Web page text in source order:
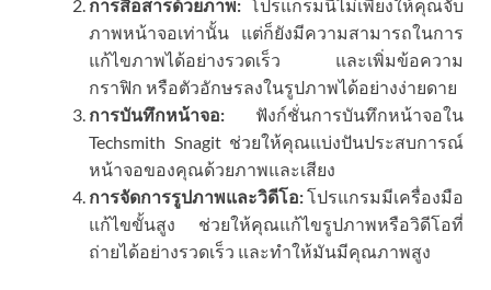
การสื่อสารด้วยภาพ: โปรแกรมนี้ไม่เพียงให้คุณจับ
ภาพหน้าจอเท่านั้น แต่ก็ยังมีความสามารถในการ
แก้ไขภาพได้อย่างรวดเร็ว และเพิ่มข้อความ
กราฟิก หรือตัวอักษรลงในรูปภาพได้อย่างง่ายดาย
การบันทึกหน้าจอ: ฟังก์ชั่นการบันทึกหน้าจอใน
Techsmith Snagit ช่วยให้คุณแบ่งปันประสบการณ์
หน้าจอของคุณด้วยภาพและเสียง
การจัดการรูปภาพและวิดีโอ:โปรแกรมมีเครื่องมือ
แก้ไขขั้นสูง ช่วยให้คุณแก้ไขรูปภาพหรือวิดีโอที่
ถ่ายได้อย่างรวดเร็ว และทำให้มันมีคุณภาพสูง